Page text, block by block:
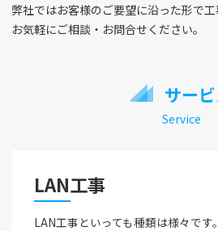
弊社ではお客様のご要望に沿った形で工
お気軽にご相談・お問合せください。
サー
Service
LAN工事
LAN工事といっても種類は様々です。